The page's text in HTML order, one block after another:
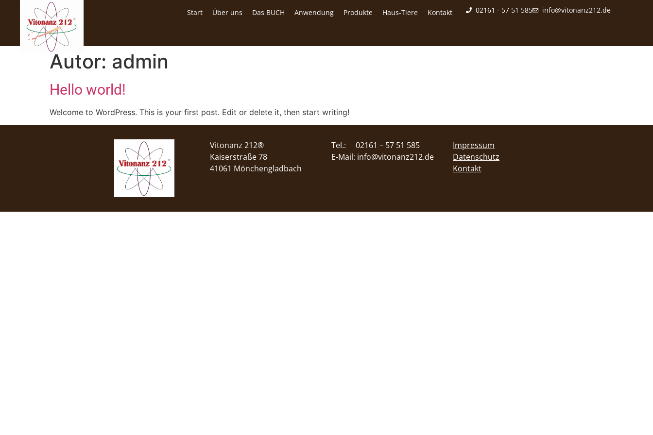
Start Über uns Das BUCH Anwendung Produkte Haus-Tiere Kontakt 02161 - 57 51 585 info@vitonanz212.de
Autor: admin
Hello world!
Welcome to WordPress. This is your first post. Edit or delete it, then start writing!
Vitonanz 212®
Kaiserstraße 78
41061 Mönchengladbach
Tel.: 02161 – 57 51 585
E-Mail: info@vitonanz212.de
Impressum
Datenschutz
Kontakt